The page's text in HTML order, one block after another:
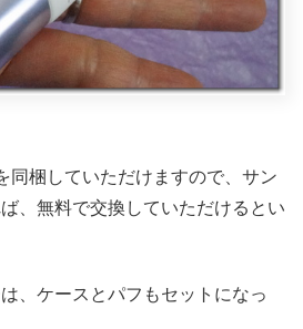
同梱していただけますので、サン
、無料で交換していただけるとい
、ケースとパフもセットになっ